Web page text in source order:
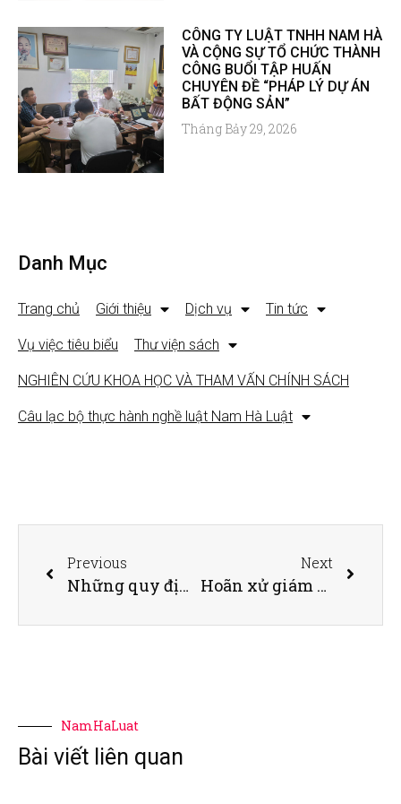
CÔNG TY LUẬT TNHH NAM HÀ
VÀ CỘNG SỰ TỔ CHỨC THÀNH
CÔNG BUỔI TẬP HUẤN
CHUYÊN ĐỀ “PHÁP LÝ DỰ ÁN
BẤT ĐỘNG SẢN”
Tháng Bảy 29, 2026
Danh Mục
Trang chủ Giới thiệu Dịch vụ Tin tức
Vụ việc tiêu biểu Thư viện sách
NGHIÊN CỨU KHOA HỌC VÀ THAM VẤN CHÍNH SÁCH
Câu lạc bộ thực hành nghề luật Nam Hà Luật
Previous
Những quy định mới có hiệu lực trong tháng 10-2020
Next
Hoãn xử giám đốc thẩm vụ ly hôn vợ chồng Trung Nguyên
NamHaLuat
Bài viết liên quan